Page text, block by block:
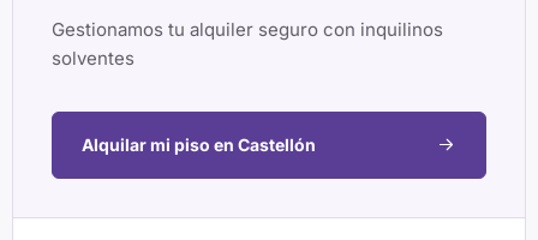
Gestionamos tu alquiler seguro con inquilinos
solventes
Alquilar mi piso en Castellón